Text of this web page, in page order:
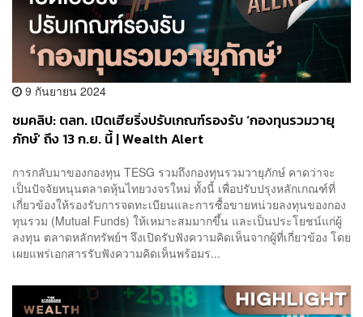
9 กันยายน 2024
ชมคลิป: ตลท. เปิดเฮียริ่งปรับเกณฑ์รองรับ ‘กองทุนรวมวายุ
ภักษ์’ ถึง 13 ก.ย. นี้ | Wealth Alert
การกลับมาของกองทุน TESG รวมถึงกองทุนรวมวายุภักษ์ คาดว่าจะ
เป็นปัจจัยหนุนตลาดหุ้นไทยวงจรใหม่ ทั้งนี้ เพื่อปรับปรุงหลักเกณฑ์ที่
เกี่ยวข้องให้รองรับการจดทะเบียนและการซื้อขายหน่วยลงทุนของกอง
ทุนรวม (Mutual Funds) ให้เหมาะสมมากขึ้น และเป็นประโยชน์แก่ผู้
ลงทุน ตลาดหลักทรัพย์ฯ จึงเปิดรับฟังความคิดเห็นจากผู้ที่เกี่ยวข้อง โดย
เผยแพร่เอกสารรับฟังความคิดเห็นพร้อมร...